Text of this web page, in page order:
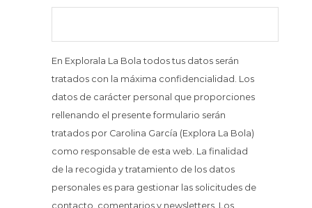
En Explorala La Bola todos tus datos serán
tratados con la máxima confidencialidad. Los
datos de carácter personal que proporciones
rellenando el presente formulario serán
tratados por Carolina García (Explora La Bola)
como responsable de esta web. La finalidad
de la recogida y tratamiento de los datos
personales es para gestionar las solicitudes de
contacto, comentarios y newsletters. Los